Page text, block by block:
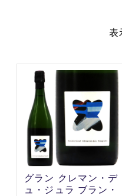
グラン クレマン・デ
ュ・ジュラ ブラン・